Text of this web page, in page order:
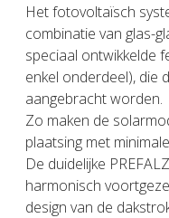
Het fotovoltaïsch
combinatie van glas-
speciaal ontwikkelde
enkel onderdeel), die
aangebracht worden.
Zo maken de
plaatsing met
De duidelijke
harmonisch
design van de